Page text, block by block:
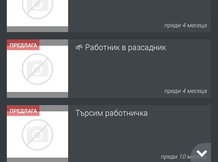
преди 4 месеца
ПРЕДЛАГА 🌱 Работник в разсадник
преди 4 месеца
ПРЕДЛАГА Търсим работничка
преди 10 месеца